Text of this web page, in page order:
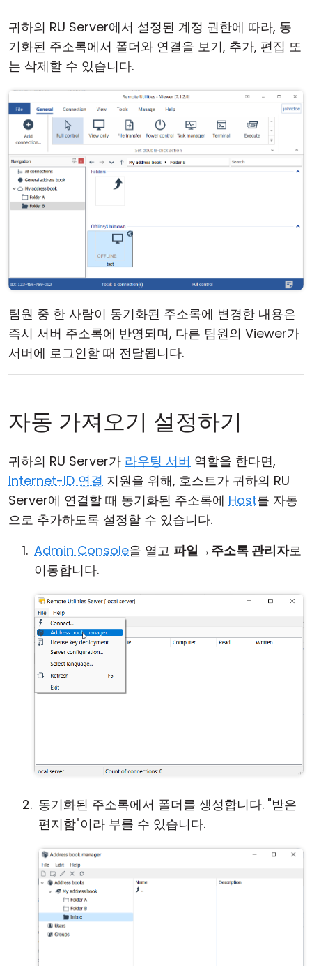
귀하의 RU Server에서 설정된 계정 권한에 따라, 동
기화된 주소록에서 폴더와 연결을 보기, 추가, 편집 또
는 삭제할 수 있습니다.
팀원 중 한 사람이 동기화된 주소록에 변경한 내용은
즉시 서버 주소록에 반영되며, 다른 팀원의 Viewer가
서버에 로그인할 때 전달됩니다.
자동 가져오기 설정하기
귀하의 RU Server가 라우팅 서버 역할을 한다면,
Internet-ID 연결 지원을 위해, 호스트가 귀하의 RU
Server에 연결할 때 동기화된 주소록에 Host를 자동
으로 추가하도록 설정할 수 있습니다.
Admin Console을 열고 파일 →주소록 관리자로
이동합니다.
동기화된 주소록에서 폴더를 생성합니다. "받은
편지함"이라 부를 수 있습니다.